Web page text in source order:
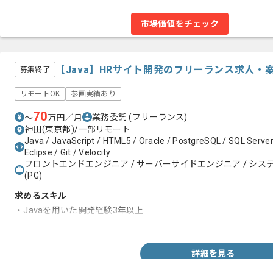
市場価値をチェック
募集終了 【Java】HRサイト開発のフリーランス求人・
リモートOK 参画実績あり
〜70万円／月 業務委託(フリーランス)
神田(東京都)/一部リモート
Java / JavaScript / HTML5 / Oracle / PostgreSQL / SQL
Eclipse / Git / Velocity
フロントエンドエンジニア / サーバーサイドエンジニア / シス
(PG)
求めるスキル
・Javaを用いた開発経験3年以上
詳細を見る